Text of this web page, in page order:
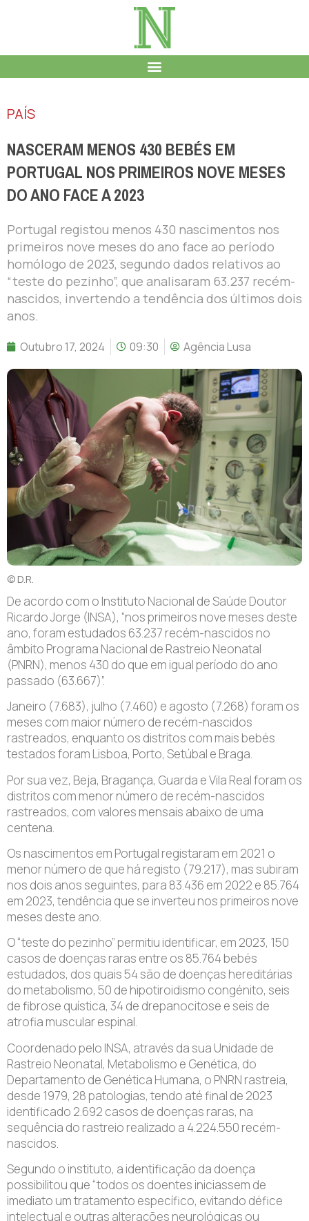
PAÍS
NASCERAM MENOS 430 BEBÉS EM
PORTUGAL NOS PRIMEIROS NOVE MESES
DO ANO FACE A 2023
Portugal registou menos 430 nascimentos nos
primeiros nove meses do ano face ao período
homólogo de 2023, segundo dados relativos ao
“teste do pezinho”, que analisaram 63.237 recém-
nascidos, invertendo a tendência dos últimos dois
anos.
Outubro 17, 2024 09:30 Agência Lusa
© D.R.
De acordo com o Instituto Nacional de Saúde Doutor
Ricardo Jorge (INSA), “nos primeiros nove meses deste
ano, foram estudados 63.237 recém-nascidos no
âmbito Programa Nacional de Rastreio Neonatal
(PNRN), menos 430 do que em igual período do ano
passado (63.667)”.
Janeiro (7.683), julho (7.460) e agosto (7.268) foram os
meses com maior número de recém-nascidos
rastreados, enquanto os distritos com mais bebés
testados foram Lisboa, Porto, Setúbal e Braga.
Por sua vez, Beja, Bragança, Guarda e Vila Real foram os
distritos com menor número de recém-nascidos
rastreados, com valores mensais abaixo de uma
centena.
Os nascimentos em Portugal registaram em 2021 o
menor número de que há registo (79.217), mas subiram
nos dois anos seguintes, para 83.436 em 2022 e 85.764
em 2023, tendência que se inverteu nos primeiros nove
meses deste ano.
O “teste do pezinho” permitiu identificar, em 2023, 150
casos de doenças raras entre os 85.764 bebés
estudados, dos quais 54 são de doenças hereditárias
do metabolismo, 50 de hipotiroidismo congénito, seis
de fibrose quística, 34 de drepanocitose e seis de
atrofia muscular espinal.
Coordenado pelo INSA, através da sua Unidade de
Rastreio Neonatal, Metabolismo e Genética, do
Departamento de Genética Humana, o PNRN rastreia,
desde 1979, 28 patologias, tendo até final de 2023
identificado 2.692 casos de doenças raras, na
sequência do rastreio realizado a 4.224.550 recém-
nascidos.
Segundo o instituto, a identificação da doença
possibilitou que “todos os doentes iniciassem de
imediato um tratamento específico, evitando défice
intelectual e outras alterações neurológicas ou